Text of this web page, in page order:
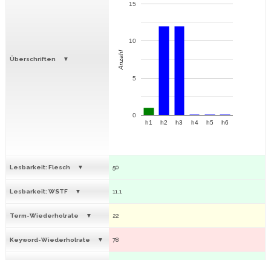
Überschriften
h1 h2 h3 h4 h5 h6
0
5
10
15
Anzahl
Lesbarkeit: Flesch 50
Lesbarkeit: WSTF 11.1
Term-Wiederholrate 22
Keyword-Wiederholrate 78